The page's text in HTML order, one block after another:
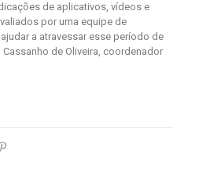
de aplicativos, vídeos e
por uma equipe de
a atravessar esse período de
de Oliveira, coordenador